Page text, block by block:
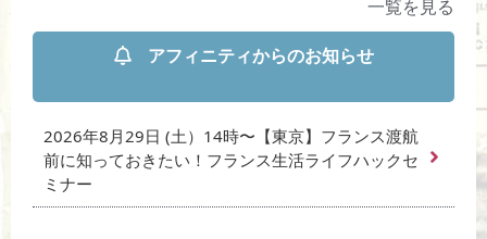
一覧を見る
アフィニティからのお知らせ
2026年8月29日 (土）14時〜【東京】フランス渡航
前に知っておきたい！フランス生活ライフハックセ
ミナー